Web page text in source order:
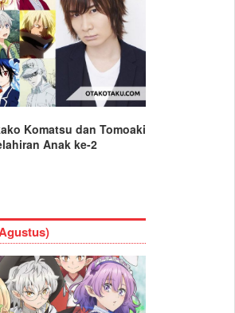
Komatsu dan Tomoaki
Anak ke-2